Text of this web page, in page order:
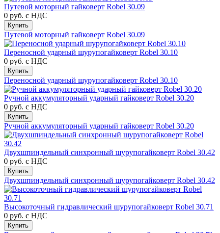
Путевой моторный гайковерт Robel 30.09
0 руб. с НДС
Купить
Путевой моторный гайковерт Robel 30.09
Переносной ударный шурупогайковерт Robel 30.10
0 руб. с НДС
Купить
Переносной ударный шурупогайковерт Robel 30.10
Ручной аккумуляторный ударный гайковерт Robel 30.20
0 руб. с НДС
Купить
Ручной аккумуляторный ударный гайковерт Robel 30.20
Двухшпиндельный синхронный шурупогайковерт Robel 30.42
0 руб. с НДС
Купить
Двухшпиндельный синхронный шурупогайковерт Robel 30.42
Высокоточный гидравлический шурупогайковерт Robel 30.71
0 руб. с НДС
Купить